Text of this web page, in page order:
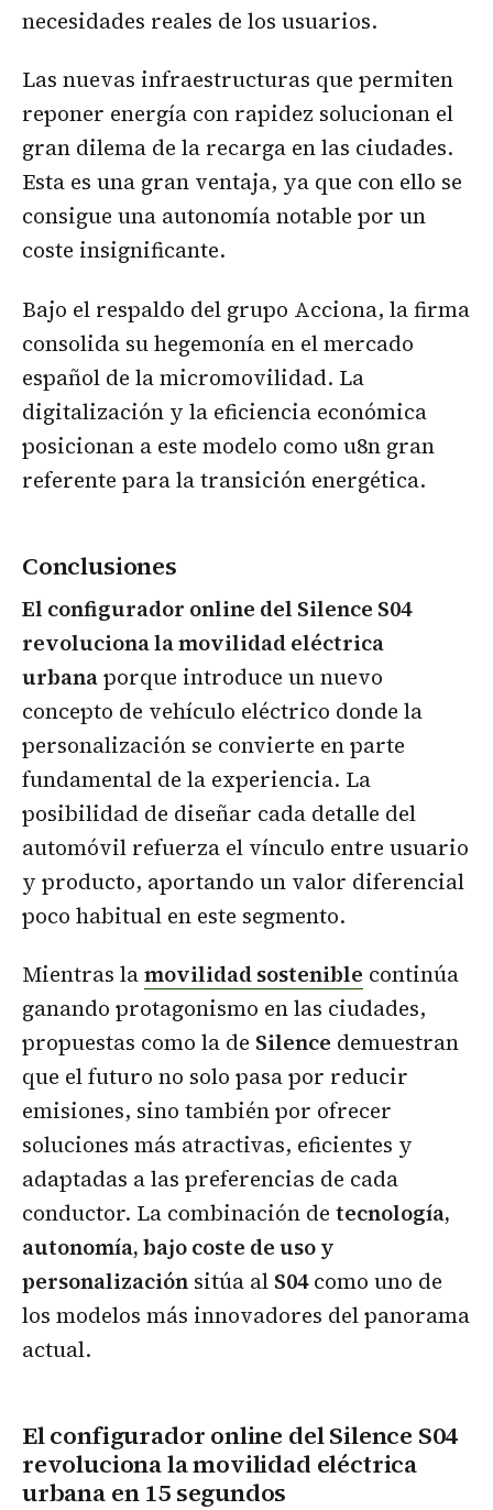
necesidades reales de los usuarios.
Las nuevas infraestructuras que permiten
reponer energía con rapidez solucionan el
gran dilema de la recarga en las ciudades.
Esta es una gran ventaja, ya que con ello se
consigue una autonomía notable por un
coste insignificante.
Bajo el respaldo del grupo Acciona, la firma
consolida su hegemonía en el mercado
español de la micromovilidad. La
digitalización y la eficiencia económica
posicionan a este modelo como u8n gran
referente para la transición energética.
Conclusiones
El configurador online del Silence S04
revoluciona la movilidad eléctrica
urbanaporque introduce un nuevo
concepto de vehículo eléctrico donde la
personalización se convierte en parte
fundamental de la experiencia. La
posibilidad de diseñar cada detalle del
automóvil refuerza el vínculo entre usuario
y producto, aportando un valor diferencial
poco habitual en este segmento.
Mientras lamovilidad sostenible continúa
ganando protagonismo en las ciudades,
propuestas como la de Silence demuestran
que el futuro no solo pasa por reducir
emisiones, sino también por ofrecer
soluciones más atractivas, eficientes y
adaptadas a las preferencias de cada
conductor. La combinación de tecnología,
autonomía, bajo coste de uso y
personalización sitúa al S04como uno de
los modelos más innovadores del panorama
actual.
El configurador online del Silence S04
revoluciona la movilidad eléctrica
urbanaen 15 segundos